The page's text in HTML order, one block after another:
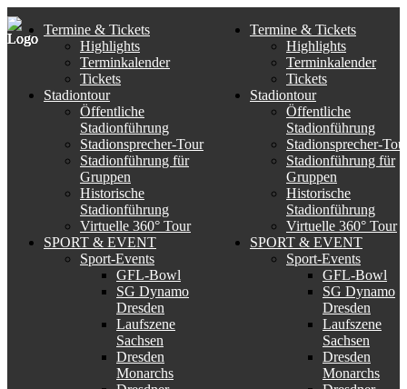
Termine & Tickets
Highlights
Terminkalender
Tickets
Stadiontour
Öffentliche
Stadionführung
Stadionsprecher-Tour
Stadionführung für
Gruppen
Historische
Stadionführung
Virtuelle 360° Tour
SPORT & EVENT
Sport-Events
GFL-Bowl
SG Dynamo
Dresden
Laufszene
Sachsen
Dresden
Monarchs
Termine & Tickets
Highlights
Terminkalender
Tickets
Stadiontour
Öffentliche
Stadionführung
Stadionsprecher-
Stadionführung für
Gruppen
Historische
Stadionführung
Virtuelle 360° Tour
SPORT & EVENT
Sport-Events
GFL-Bowl
SG Dynamo
Dresden
Laufszene
Sachsen
Dresden
Monarchs